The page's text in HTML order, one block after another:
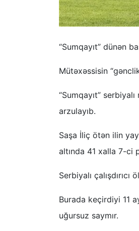
“Sumqayıt” dünən
Mütəxəssisin
“Sumqayıt”
arzulayıb.
Saşa İliç ötən ilin
altında 41 xalla 7-ci
Serbiyalı
Burada keçirdiyi 11
uğursuz saymır.